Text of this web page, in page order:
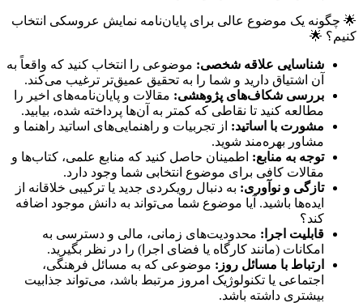
🌟 چگونه یک موضوع عالی برای پایان‌نامه نمایش عروسکی انتخاب
کنیم؟ 🌟
شناسایی علاقه شخصی: موضوعی را انتخاب کنید که واقعاً به
آن اشتیاق دارید و شما را به تحقیق عمیق‌تر ترغیب می‌کند.
بررسی شکاف‌های پژوهشی: مقالات و پایان‌نامه‌های اخیر را
مطالعه کنید تا نقاطی که کمتر به آن‌ها پرداخته شده، بیابید.
مشورت با اساتید: از تجربیات و راهنمایی‌های اساتید راهنما و
مشاور بهره‌مند شوید.
توجه به منابع: اطمینان حاصل کنید که منابع علمی، کتاب‌ها و
مقالات کافی برای موضوع انتخابی شما وجود دارد.
تازگی و نوآوری: به دنبال رویکردی جدید یا ترکیبی خلاقانه از
ایده‌ها باشید. آیا موضوع شما می‌تواند به دانش موجود اضافه
کند؟
قابلیت اجرا: محدودیت‌های زمانی، مالی و دسترسی به
امکانات (مانند کارگاه یا فضای اجرا) را در نظر بگیرید.
ارتباط با مسائل روز: موضوعی که به مسائل فرهنگی،
اجتماعی یا تکنولوژیک امروز مرتبط باشد، می‌تواند جذابیت
بیشتری داشته باشد.